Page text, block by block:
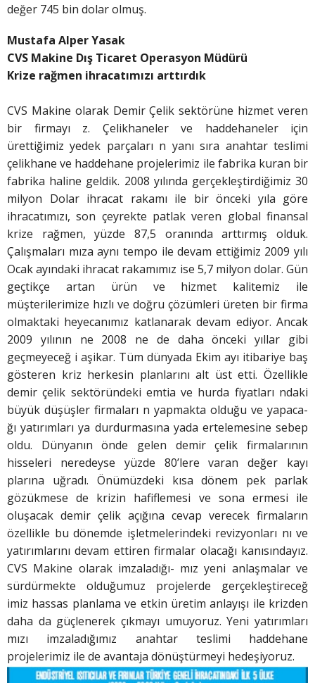
değer 745 bin dolar olmuş.
Mustafa Alper Yasak
CVS Makine Dış Ticaret Operasyon Müdürü
Krize rağmen ihracatımızı arttırdık
CVS Makine olarak Demir Çelik sektörüne hizmet veren
bir firmayı z. Çelikhaneler ve haddehaneler için
ürettiğimiz yedek parçaları n yanı sıra anahtar teslimi
çelikhane ve haddehane projelerimiz ile fabrika kuran bir
fabrika haline geldik. 2008 yılında gerçekleştirdiğimiz 30
milyon Dolar ihracat rakamı ile bir önceki yıla göre
ihracatımızı, son çeyrekte patlak veren global finansal
krize rağmen, yüzde 87,5 oranında arttırmış olduk.
Çalışmaları mıza aynı tempo ile devam ettiğimiz 2009 yılı
Ocak ayındaki ihracat rakamımız ise 5,7 milyon dolar. Gün
geçtikçe artan ürün ve hizmet kalitemiz ile
müşterilerimize hızlı ve doğru çözümleri üreten bir firma
olmaktaki heyecanımız katlanarak devam ediyor. Ancak
2009 yılının ne 2008 ne de daha önceki yıllar gibi
geçmeyeceğ i aşikar. Tüm dünyada Ekim ayı itibariye baş
gösteren kriz herkesin planlarını alt üst etti. Özellikle
demir çelik sektöründeki emtia ve hurda fiyatları ndaki
büyük düşüşler firmaları n yapmakta olduğu ve yapaca-
ğı yatırımları ya durdurmasına yada ertelemesine sebep
oldu. Dünyanın önde gelen demir çelik firmalarının
hisseleri neredeyse yüzde 80’lere varan değer kayı
plarına uğradı. Önümüzdeki kısa dönem pek parlak
gözükmese de krizin hafiflemesi ve sona ermesi ile
oluşacak demir çelik açığına cevap verecek firmaların
özellikle bu dönemde işletmelerindeki revizyonları nı ve
yatırımlarını devam ettiren firmalar olacağı kanısındayız.
CVS Makine olarak imzaladığı- mız yeni anlaşmalar ve
sürdürmekte olduğumuz projelerde gerçekleştireceğ
imiz hassas planlama ve etkin üretim anlayışı ile krizden
daha da güçlenerek çıkmayı umuyoruz. Yeni yatırımları
mızı imzaladığımız anahtar teslimi haddehane
projelerimiz ile de avantaja dönüştürmeyi hedeşiyoruz.